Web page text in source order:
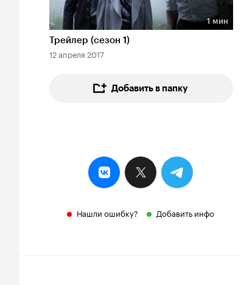
Длительность 1 мин
1 мин
Трейлер (сезон 1)
12 апреля 2017
Добавить в папку
Нашли ошибку? Добавить инфо